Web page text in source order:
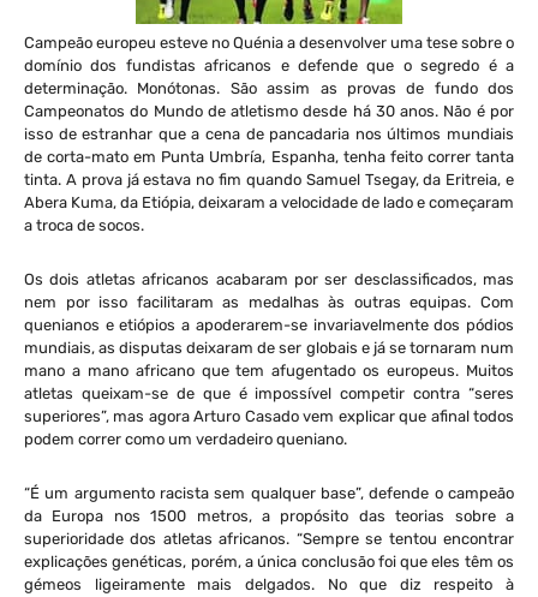
Campeão europeu esteve no Quénia a desenvolver uma tese sobre o
domínio dos fundistas africanos e defende que o segredo é a
determinação. Monótonas. São assim as provas de fundo dos
Campeonatos do Mundo de atletismo desde há 30 anos. Não é por
isso de estranhar que a cena de pancadaria nos últimos mundiais
de corta-mato em Punta Umbría, Espanha, tenha feito correr tanta
tinta. A prova já estava no fim quando Samuel Tsegay, da Eritreia, e
Abera Kuma, da Etiópia, deixaram a velocidade de lado e começaram
a troca de socos.
Os dois atletas africanos acabaram por ser desclassificados, mas
nem por isso facilitaram as medalhas às outras equipas. Com
quenianos e etiópios a apoderarem-se invariavelmente dos pódios
mundiais, as disputas deixaram de ser globais e já se tornaram num
mano a mano africano que tem afugentado os europeus. Muitos
atletas queixam-se de que é impossível competir contra “seres
superiores”, mas agora Arturo Casado vem explicar que afinal todos
podem correr como um verdadeiro queniano.
“É um argumento racista sem qualquer base”, defende o campeão
da Europa nos 1500 metros, a propósito das teorias sobre a
superioridade dos atletas africanos. “Sempre se tentou encontrar
explicações genéticas, porém, a única conclusão foi que eles têm os
gémeos ligeiramente mais delgados. No que diz respeito à